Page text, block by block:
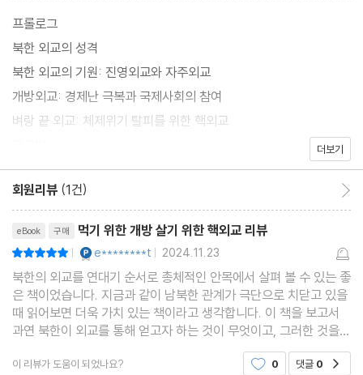
만의 패러다임과 방향이 존재하며, 여기에는 ‘개방’과 ‘벼랑 끝 협
상’이라는 기본적인 외교술이 깔려있다는 것이다.
북한 외교의 이해는 단순히 북한의 생존방식을 분석하는 데서 그칠
것이 아니라, 한반도의 현재와 미래를 위해 준비해야 할 가장 기본적
인 가이드라인의 첫 장이 되어야 한다. 이러한 의미에서 이 책은 북
한 외교의 이해를 돕고, 장차 대화의 물꼬를 틀 수 있는 지침서 역할
을 하고자 한다. ‘이해하기 힘든 나라’ 북한의 외교술을 상대하기 위
해서는 한층 더 높은 차원의 우리식 외교술이 필요하기 때문이다.
프롤로그
북한 외교의 성격
북한 외교의 기원: 진영외교와 자주외교
개방외교: 경제난 극복과 국제사회의 참여
벼랑 끝 외교: 체제위기 탈피를 위한 핵외교
더보기
회원리뷰 (1건)
eBook 구매 먹기 위한 개방 살기 위한 핵외교 리뷰
| e********t | 2024.11.23
북한의 외교를 연대기 순서로 총체적인 안목에서 살펴 볼 수 있는 좋
은 책이었습니다. 지금과 같이 남북한 관계가 극단으로 치닫고 있을
때 읽어보면 더욱 가치 있는 책이라고 생각합니다. 이 책을 보고서
과연 북한이 외교를 통해 얻고자 하는 것이 무엇이고, 그러한 것을
남한과 미국이 용인할 수 있는 것인가라는 의문이 들었습니다. 개인
적으로 체제를 확고히 유지하면서 경제 성장
이 리뷰가 도움이 되었나요? 0 댓글 0